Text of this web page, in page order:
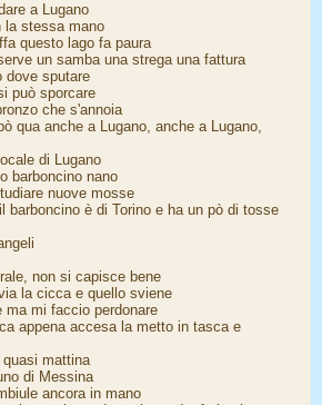
a Lugano
la stessa mano
questo lago fa paura
un samba una strega una fattura
dove sputare
può sporcare
che s'annoia
qua anche a Lugano, anche a Lugano,
di Lugano
barboncino nano
nuove mosse
barboncino è di Torino e ha un pò di tosse
non si capisce bene
la cicca e quello sviene
ma mi faccio perdonare
appena accesa la metto in tasca e
mattina
di Messina
ancora in mano